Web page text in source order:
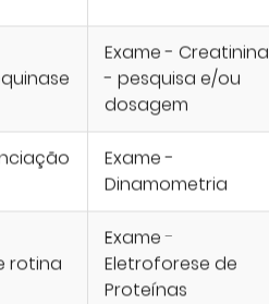
Exame - Creatinina
- pesquisa e/ou
dosagem
Exame -
Dinamometria
rotina
Exame -
Eletroforese de
Proteínas